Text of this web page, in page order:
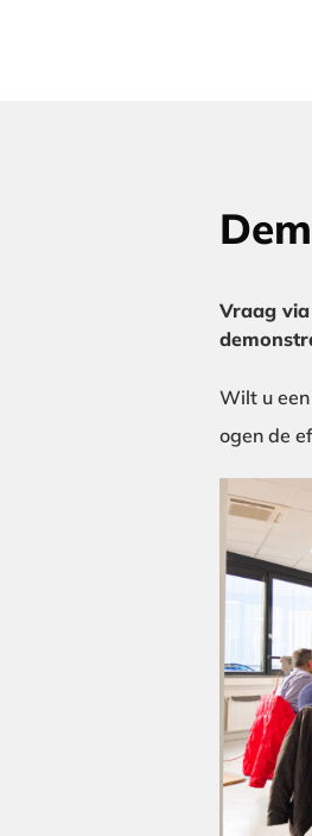
Vraag
Wilt u
ogen de